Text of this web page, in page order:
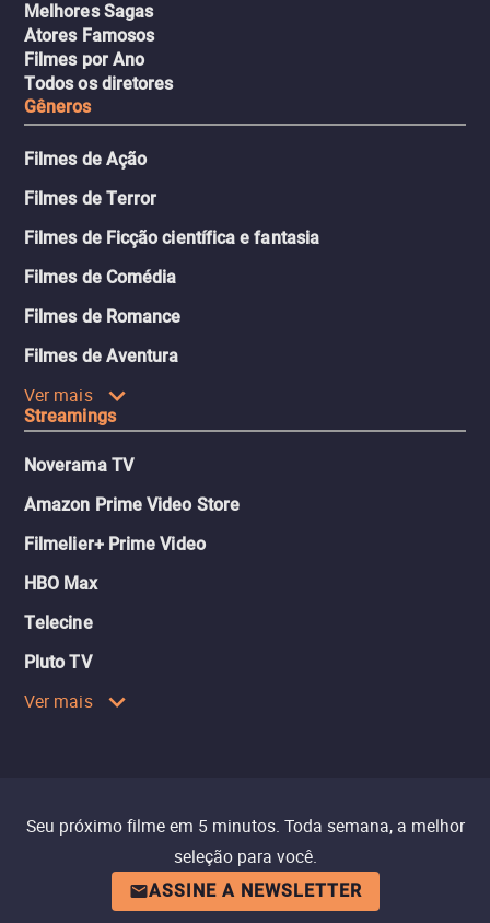
Melhores Sagas
Atores Famosos
Filmes por Ano
Todos os diretores
Gêneros
Filmes de Ação
Filmes de Terror
Filmes de Ficção científica e fantasia
Filmes de Comédia
Filmes de Romance
Filmes de Aventura
Ver mais
Streamings
Noverama TV
Amazon Prime Video Store
Filmelier+ Prime Video
HBO Max
Telecine
Pluto TV
Ver mais
Seu próximo filme em 5 minutos. Toda semana, a melhor
seleção para você.
ASSINE A NEWSLETTER